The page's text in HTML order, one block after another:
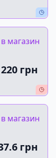
магазин
220 грн
магазин
грн